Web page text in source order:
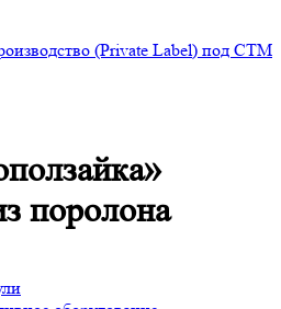
(Private Label) под СТМ
поролона